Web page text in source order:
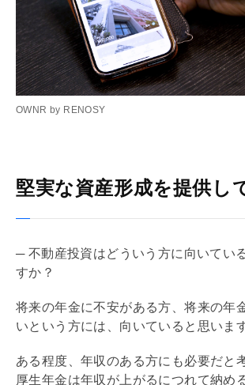
OWNR by RENOSY
堅実な資産形成を提供し
─ 不動産投資はどういう方に向いてい
すか？
将来の年金に不安がある方、将来の年
いという方には、向いていると思いま
ある程度、年収のある方にも必要だと
厚生年金は年収が上がるにつれて納め